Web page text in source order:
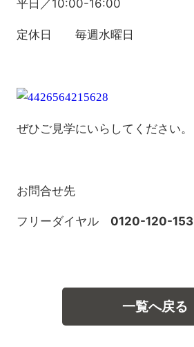
平日／10:00-16:00
定休日 毎週水曜日
ぜひご見学にいらしてください。
お問合せ先
フリーダイヤル 0120-120-153
一覧へ戻る